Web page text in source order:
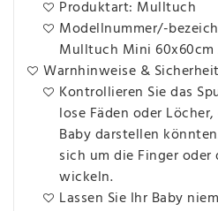
Produktart: Mulltuch
Modellnummer/-
Mulltuch Mini 60x60cm
Warnhinweise &
Kontrollieren Sie das
lose Fäden oder
Baby darstellen
sich um die Finger oder
wickeln.
Lassen Sie Ihr Baby